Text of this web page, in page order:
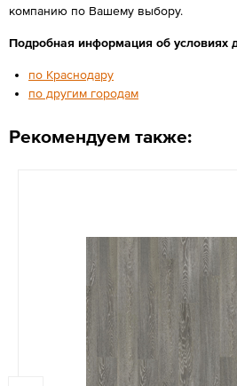
компанию по Вашему выбору.
Подробная информация об условиях
по Краснодару
по другим городам
Рекомендуем также: